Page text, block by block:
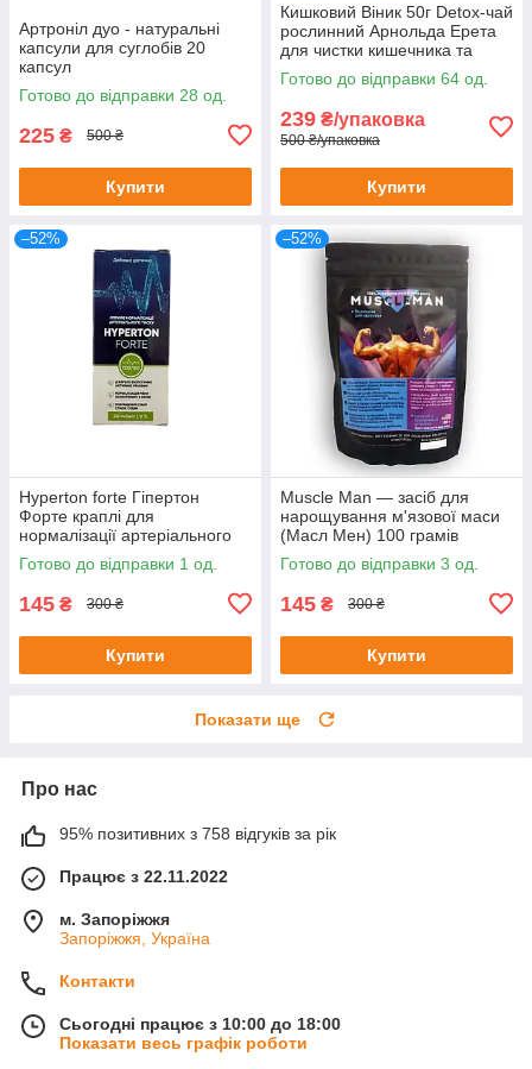
Артроніл дуо - натуральні
капсули для суглобів 20
капсул
Готово до відправки 28 од.
225 ₴ 500 ₴
Купити
Кишковий Віник 50г Detox-чай
рослинний Арнольда Ерета
для чистки кишечника та
організму 50 г
Готово до відправки 64 од.
239 ₴/упаковка
500 ₴/упаковка
Купити
–52%
Hyperton forte Гіпертон
Форте краплі для
нормалізації артеріального
тиску 20 мл до 08/25
Готово до відправки 1 од.
145 ₴ 300 ₴
Купити
–52%
Muscle Man — засіб для
нарощування м'язової маси
(Масл Мен) 100 грамів
Готово до відправки 3 од.
145 ₴ 300 ₴
Купити
Показати ще
Про нас
95% позитивних з 758 відгуків за рік
Працює з 22.11.2022
м. Запоріжжя
Запоріжжя, Україна
Контакти
Сьогодні працює з 10:00 до 18:00
Показати весь графік роботи